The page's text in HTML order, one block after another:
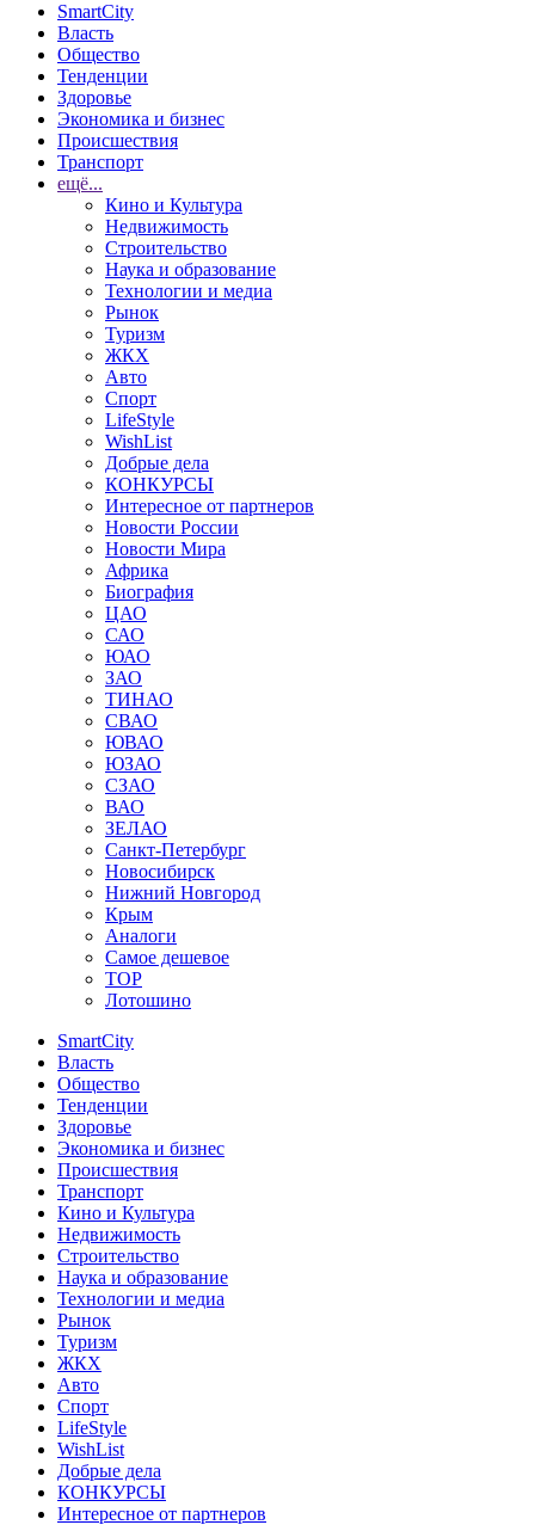
SmartCity
Власть
Общество
Тенденции
Здоровье
Экономика и бизнес
Происшествия
Транспорт
ещё...
Кино и Культура
Недвижимость
Строительство
Наука и образование
Технологии и медиа
Рынок
Туризм
ЖКХ
Авто
Спорт
LifeStyle
WishList
Добрые дела
КОНКУРСЫ
Интересное от партнеров
Новости России
Новости Мира
Африка
Биография
ЦАО
САО
ЮАО
ЗАО
ТИНАО
СВАО
ЮВАО
ЮЗАО
СЗАО
ВАО
ЗЕЛАО
Санкт-Петербург
Новосибирск
Нижний Новгород
Крым
Аналоги
Самое дешевое
TOP
Лотошино
SmartCity
Власть
Общество
Тенденции
Здоровье
Экономика и бизнес
Происшествия
Транспорт
Кино и Культура
Недвижимость
Строительство
Наука и образование
Технологии и медиа
Рынок
Туризм
ЖКХ
Авто
Спорт
LifeStyle
WishList
Добрые дела
КОНКУРСЫ
Интересное от партнеров